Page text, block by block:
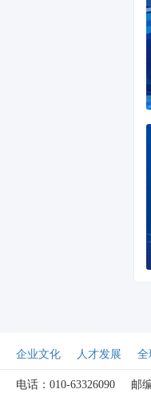
企业文化 人才发展 全
电话：010-63326090 邮